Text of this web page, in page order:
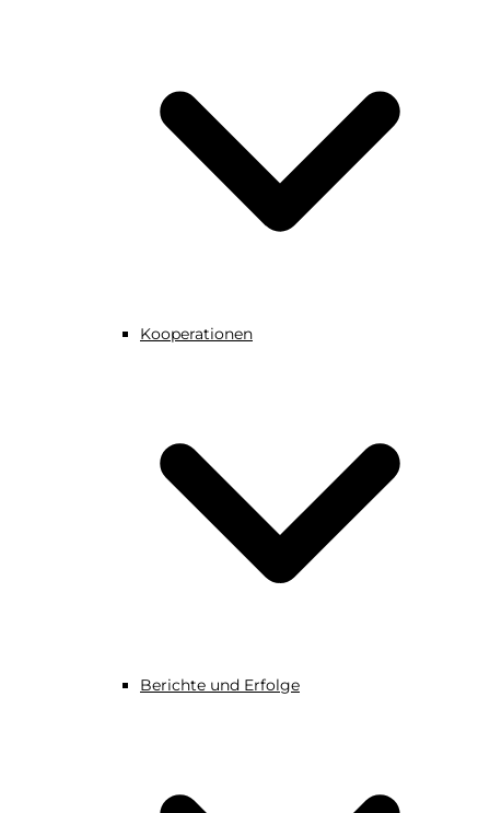
Kooperationen
Berichte und Erfolge